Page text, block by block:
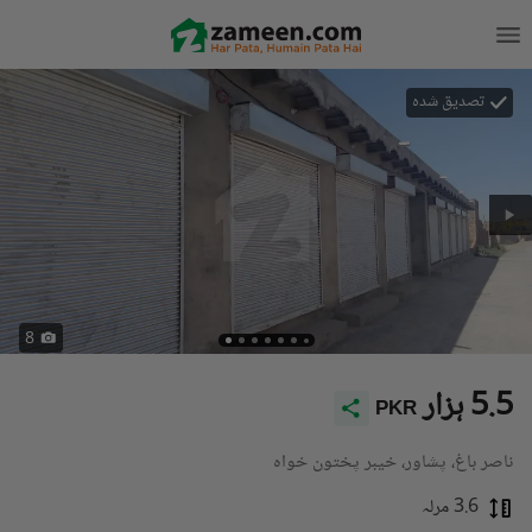
تصدیق شدہ
8
PKR 5.5 ہزار
ناصر باغ، پشاور، خیبر پختون خواہ
3.6 مرلہ